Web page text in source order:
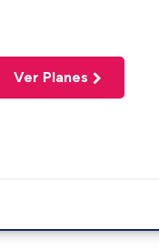
Ver Planes